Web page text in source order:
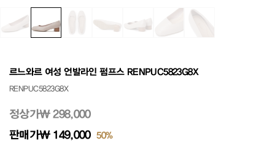
르느와르 여성 언발라인 펌프스 RENPUC5823G8X
RENPUC5823G8X
정상가₩ 298,000
판매가₩ 149,000 50%